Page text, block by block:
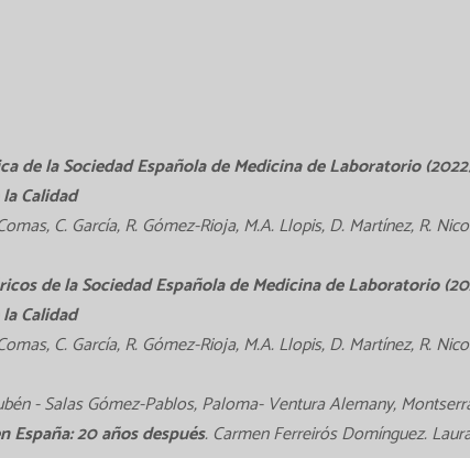
de la Sociedad Española de Medicina de Laboratorio
Calidad
C. García, R. Gómez-Rioja, M.A. Llopis, D. Martínez, R.
de la Sociedad Española de Medicina de Laboratorio
Calidad
C. García, R. Gómez-Rioja, M.A. Llopis, D. Martínez, R.
- Salas Gómez-Pablos, Paloma- Ventura Alemany,
20 años después. Carmen Ferreirós Domínguez.